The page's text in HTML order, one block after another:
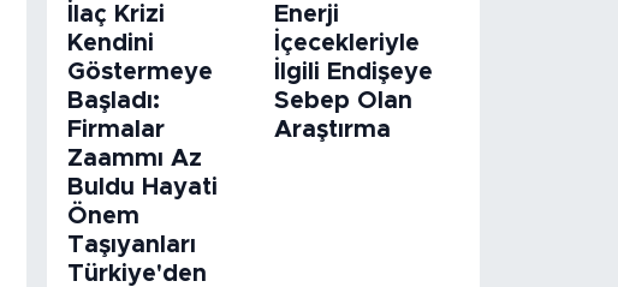
İlaç Krizi
Kendini
Göstermeye
Başladı:
Firmalar
Zaammı Az
Buldu Hayati
Önem
Taşıyanları
Türkiye'den
Enerji
İçecekleriyle
İlgili Endişeye
Sebep Olan
Araştırma